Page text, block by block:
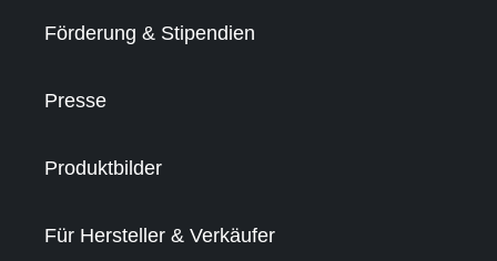
Förderung & Stipendien
Presse
Produktbilder
Für Hersteller & Verkäufer